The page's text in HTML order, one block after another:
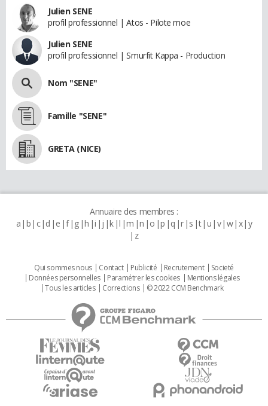
Julien SENE
profil professionnel | Atos - Pilote moe
Julien SENE
profil professionnel | Smurfit Kappa - Production
Nom "SENE"
Famille "SENE"
GRETA (NICE)
Annuaire des membres :
a b c d e f g h i j k l m n o p q r s t u v w x y
z
Qui sommes nous Contact Publicité Recrutement
Societé
Données personnelles
Paramétrer les cookies
Mentions légales
Tous les articles
Corrections © 2022 CCM Benchmark